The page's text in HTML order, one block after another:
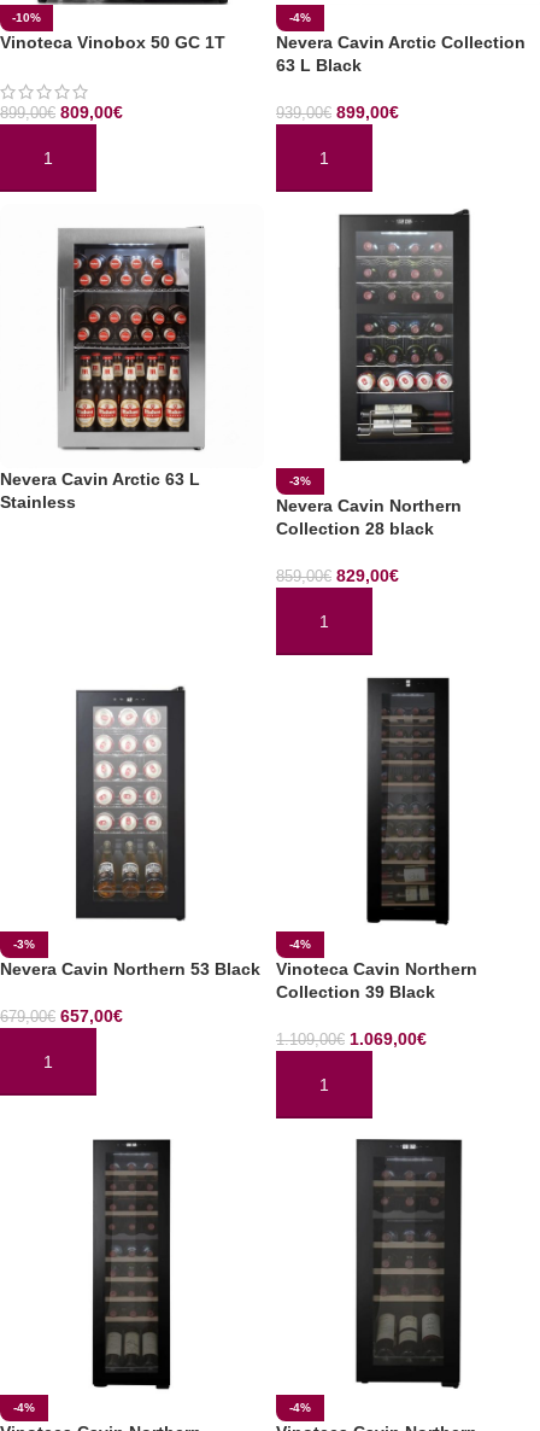
-10%
Vinoteca Vinobox 50 GC 1T
899,00€ 809,00€
AÑADIR AL CARRITO
-4%
Nevera Cavin Arctic Collection
63 L Black
939,00€ 899,00€
AÑADIR AL CARRITO
Nevera Cavin Arctic 63 L
Stainless
-3%
Nevera Cavin Northern
Collection 28 black
859,00€ 829,00€
AÑADIR AL CARRITO
-3%
Nevera Cavin Northern 53 Black
679,00€ 657,00€
AÑADIR AL CARRITO
-4%
Vinoteca Cavin Northern
Collection 39 Black
1.109,00€ 1.069,00€
AÑADIR AL CARRITO
-4% -4%